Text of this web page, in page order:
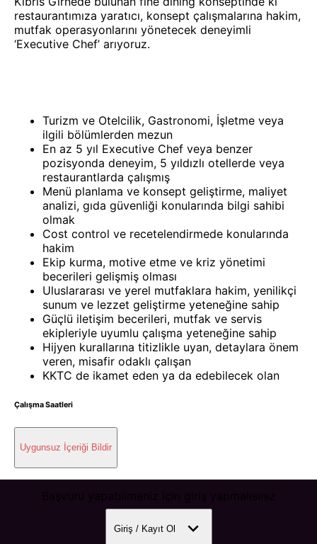
Giriş / Kayıt Ol
restaurantımıza yaratıcı, konsept çalışmalarına hakim,
mutfak operasyonlarını yönetecek deneyimli
‘Executive Chef’ arıyoruz.
Turizm ve Otelcilik, Gastronomi, İşletme veya
ilgili bölümlerden mezun
En az 5 yıl Executive Chef veya benzer
pozisyonda deneyim, 5 yıldızlı otellerde veya
restaurantlarda çalışmış
Menü planlama ve konsept geliştirme, maliyet
analizi, gıda güvenliği konularında bilgi sahibi
olmak
Cost control ve recetelendirmede konularında
hakim
Ekip kurma, motive etme ve kriz yönetimi
becerileri gelişmiş olması
Uluslararası ve yerel mutfaklara hakim, yenilikçi
sunum ve lezzet geliştirme yeteneğine sahip
Güçlü iletişim becerileri, mutfak ve servis
ekipleriyle uyumlu çalışma yeteneğine sahip
Hijyen kurallarına titizlikle uyan, detaylara önem
veren, misafir odaklı çalışan
KKTC de ikamet eden ya da edebilecek olan
Çalışma Saatleri
Uygunsuz İçeriği Bildir